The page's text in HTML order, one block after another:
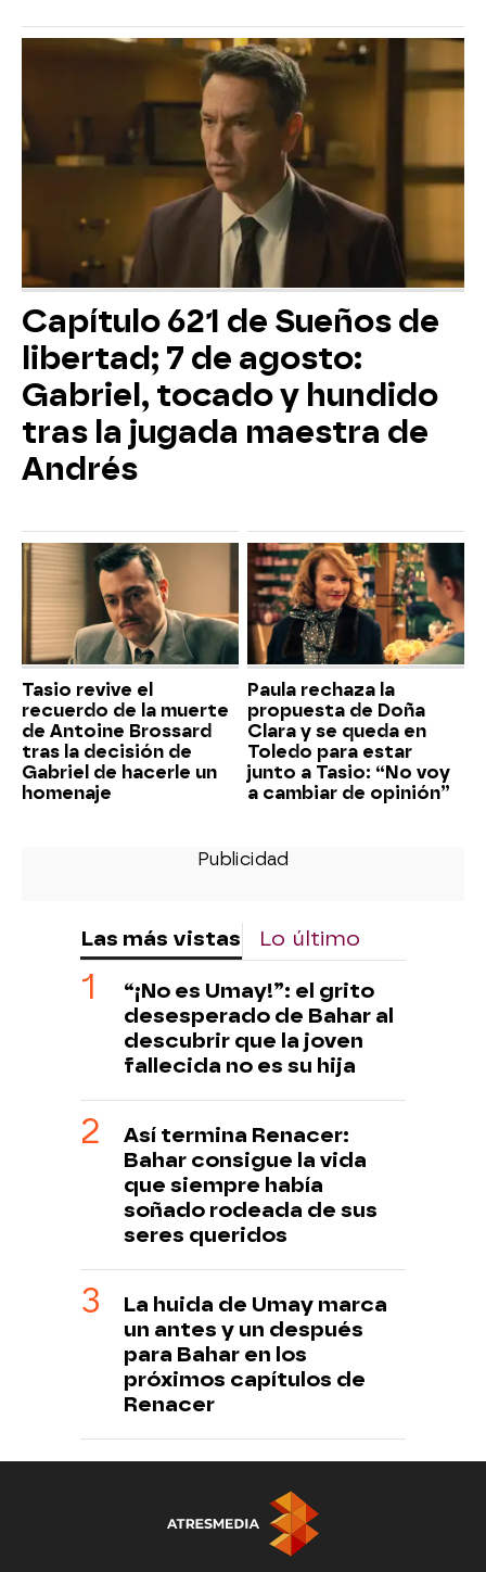
Capítulo 621 de Sueños de
libertad; 7 de agosto:
Gabriel, tocado y hundido
tras la jugada maestra de
Andrés
Tasio revive el
recuerdo de la muerte
de Antoine Brossard
tras la decisión de
Gabriel de hacerle un
homenaje
Paula rechaza la
propuesta de Doña
Clara y se queda en
Toledo para estar
junto a Tasio: “No voy
a cambiar de opinión”
Las más vistas Lo último
“¡No es Umay!”: el grito
desesperado de Bahar al
descubrir que la joven
fallecida no es su hija
Así termina Renacer:
Bahar consigue la vida
que siempre había
soñado rodeada de sus
seres queridos
La huida de Umay marca
un antes y un después
para Bahar en los
próximos capítulos de
Renacer